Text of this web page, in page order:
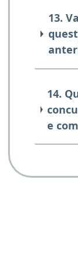
13.
14.
e